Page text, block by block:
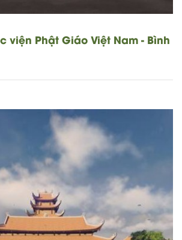
viện Phật Giáo Việt Nam - Bình